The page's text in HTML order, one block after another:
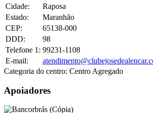
Cidade:
Raposa
Estado:
Maranhão
CEP:
65138-000
DDD:
98
Telefone 1: 99231-1108
E-mail:
Categoria do centro: Centro Agregado
Apoiadores